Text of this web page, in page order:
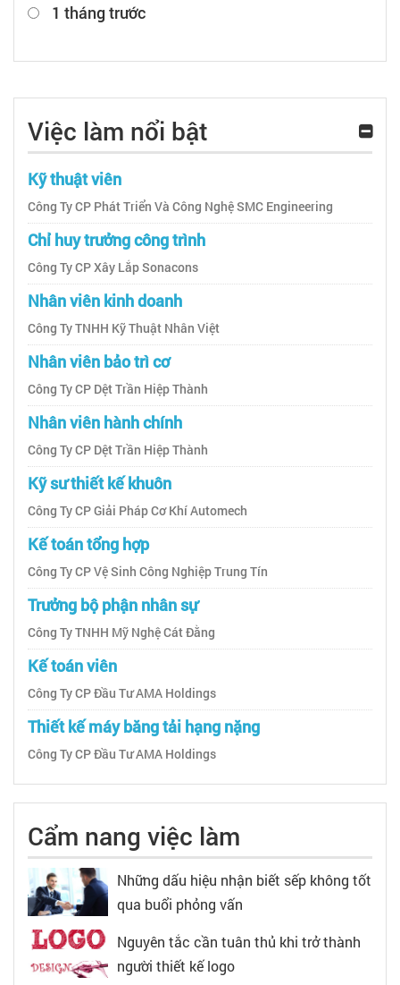
1 tháng trước
Việc làm nổi bật
Kỹ thuật viên
Công Ty CP Phát Triển Và Công Nghệ SMC Engineering
Chỉ huy trưởng công trình
Công Ty CP Xây Lắp Sonacons
Nhân viên kinh doanh
Công Ty TNHH Kỹ Thuật Nhân Việt
Nhân viên bảo trì cơ
Công Ty CP Dệt Trần Hiệp Thành
Nhân viên hành chính
Công Ty CP Dệt Trần Hiệp Thành
Kỹ sư thiết kế khuôn
Công Ty CP Giải Pháp Cơ Khí Automech
Kế toán tổng hợp
Công Ty CP Vệ Sinh Công Nghiệp Trung Tín
Trưởng bộ phận nhân sự
Công Ty TNHH Mỹ Nghệ Cát Đằng
Kế toán viên
Công Ty CP Đầu Tư AMA Holdings
Thiết kế máy băng tải hạng nặng
Công Ty CP Đầu Tư AMA Holdings
Cẩm nang việc làm
Những dấu hiệu nhận biết sếp không tốt
qua buổi phỏng vấn
Nguyên tắc cần tuân thủ khi trở thành
người thiết kế logo